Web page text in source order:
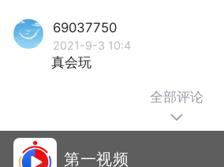
69037750
2021-9-3 10:4
真会玩
全部评论
第一视频